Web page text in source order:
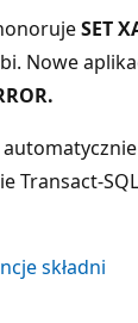
SET
Nowe
Transact-
składni